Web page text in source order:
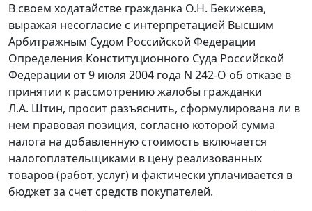
В своем ходатайстве гражданка О.Н. Бекижева,
выражая несогласие с интерпретацией Высшим
Арбитражным Судом Российской Федерации
Определения Конституционного Суда Российской
Федерации от 9 июля 2004 года N 242-O об отказе в
принятии к рассмотрению жалобы гражданки
Л.А. Штин, просит разъяснить, сформулирована ли в
нем правовая позиция, согласно которой сумма
налога на добавленную стоимость включается
налогоплательщиками в цену реализованных
товаров (работ, услуг) и фактически уплачивается в
бюджет за счет средств покупателей.